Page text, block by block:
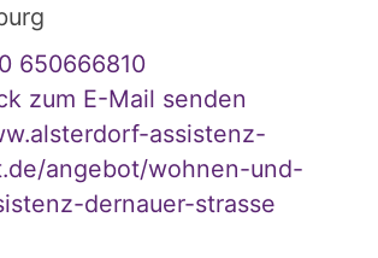
650666810
zum E-Mail senden
assistenz-
angebot/wohnen-und-
dernauer-strasse